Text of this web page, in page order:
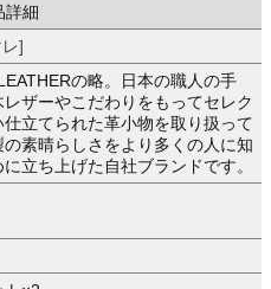
詳細
]
の略。日本の職人の手
ザーやこだわりをもってセレク
仕立てられた革小物を取り扱って
素晴らしさをより多くの人に知
立ち上げた自社ブランドです。